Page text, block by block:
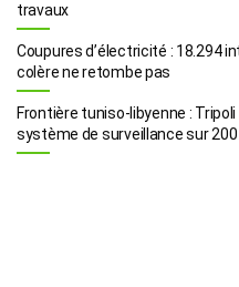
travaux
Coupures d’électricité : 18.294
colère ne retombe pas
Frontière tuniso-libyenne :
système de surveillance sur